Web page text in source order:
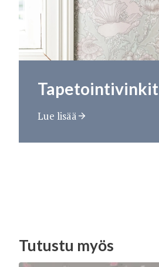
Tapetointivinkit
Lue lisää
Tutustu myös